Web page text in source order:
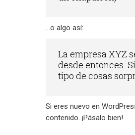
…o algo así:
La empresa XYZ
desde entonces.
tipo de cosas
Si eres nuevo en
contenido. ¡Pásalo bien!